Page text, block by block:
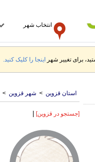
انتخاب شهر
برای تغییر شهر اینجا را کلیک کنید.
استان قزوین > شهر قزوین >
[جستجو در قزوین] |